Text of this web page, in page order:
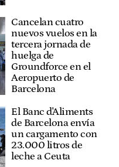
Cancelan cuatro
nuevos vuelos en la
tercera jornada de
huelga de
Groundforce en el
Aeropuerto de
Barcelona
El Banc d'Aliments
de Barcelona envía
un cargamento con
23.000 litros de
leche a Ceuta